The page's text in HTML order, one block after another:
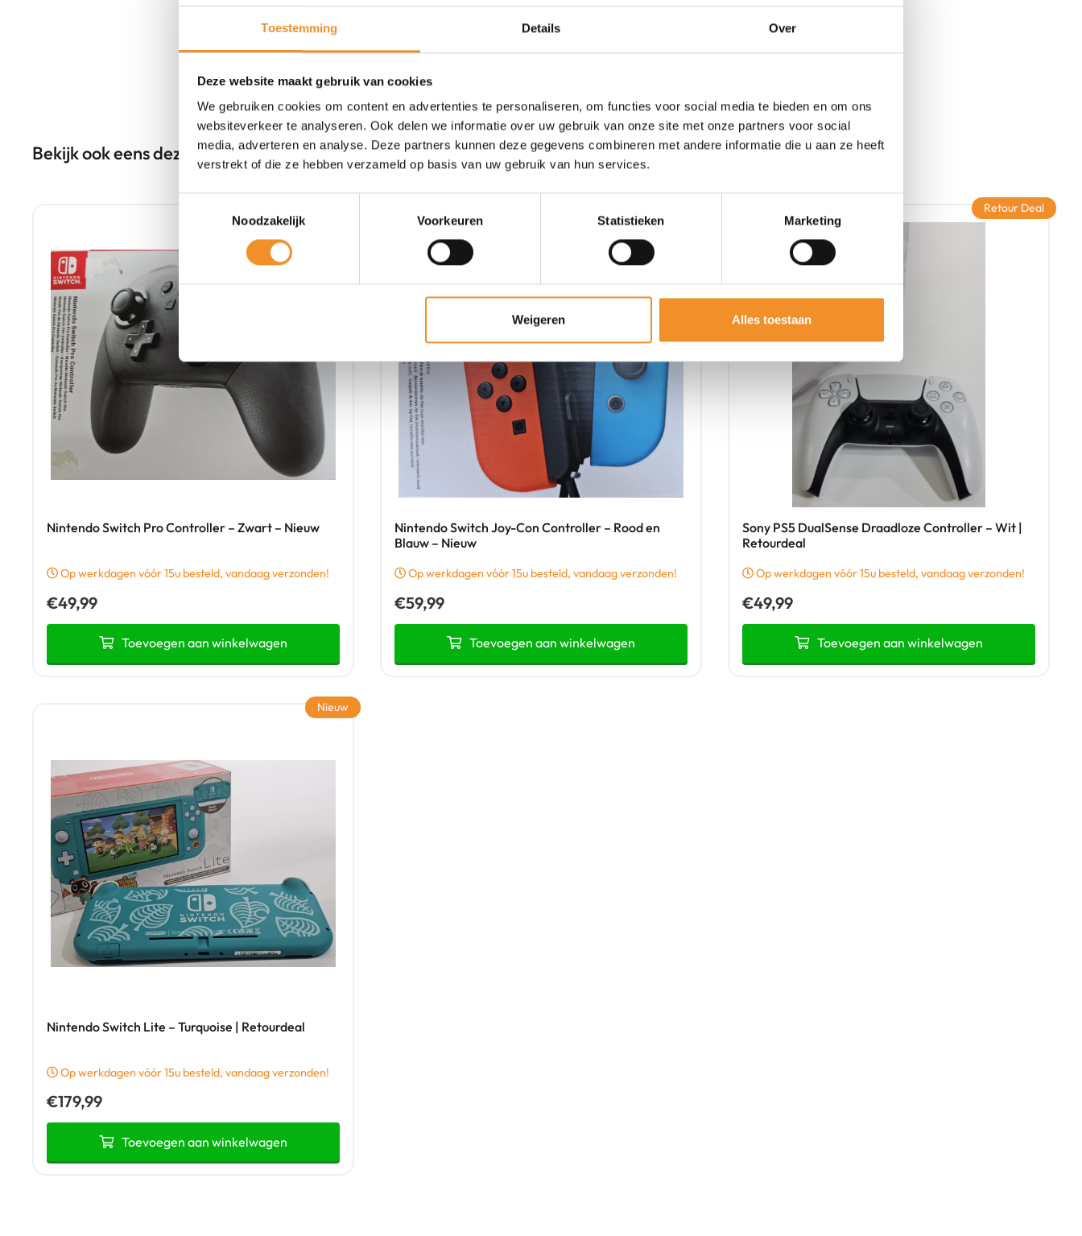
Toestemming Details Over
Deze website maakt gebruik van cookies
We gebruiken cookies om content en advertenties te personaliseren, om functies voor social media te bieden en om ons
websiteverkeer te analyseren. Ook delen we informatie over uw gebruik van onze site met onze partners voor social
media, adverteren en analyse. Deze partners kunnen deze gegevens combineren met andere informatie die u aan ze heeft
verstrekt of die ze hebben verzameld op basis van uw gebruik van hun services.
Noodzakelijk
Voorkeuren Statistieken Marketing
Weigeren Alles toestaan
Ondersteuning voor lokale en online multiplayer-modi
Bekijk ook eens deze producten
Nintendo Switch Pro Controller – Zwart – Nieuw
Op werkdagen vóór 15u besteld, vandaag verzonden!
€49,99
Toevoegen aan winkelwagen
Nintendo Switch Joy-Con Controller – Rood en
Blauw – Nieuw
Op werkdagen vóór 15u besteld, vandaag verzonden!
€59,99
Toevoegen aan winkelwagen
Sony PS5 DualSense Draadloze Controller – Wit |
Retourdeal
Op werkdagen vóór 15u besteld, vandaag verzonden!
€49,99
Toevoegen aan winkelwagen
Retour Deal
Nintendo Switch Lite – Turquoise | Retourdeal
Op werkdagen vóór 15u besteld, vandaag verzonden!
€179,99
Toevoegen aan winkelwagen
Nieuw